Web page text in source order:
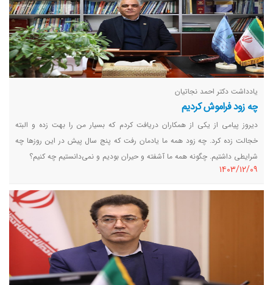
یادداشت دکتر احمد نجاتیان
چه زود فراموش کردیم
دیروز پیامی از یکی از همکاران دریافت کردم که بسیار من را بهت زده و البته
خجالت زده کرد. چه زود همه ما یادمان رفت که پنج سال پیش در این روزها چه
شرایطی داشتیم. چگونه همه ما آشفته و حیران بودیم و نمی‌دانستیم چه کنیم؟
١٤٠٣/١٢/٠٩